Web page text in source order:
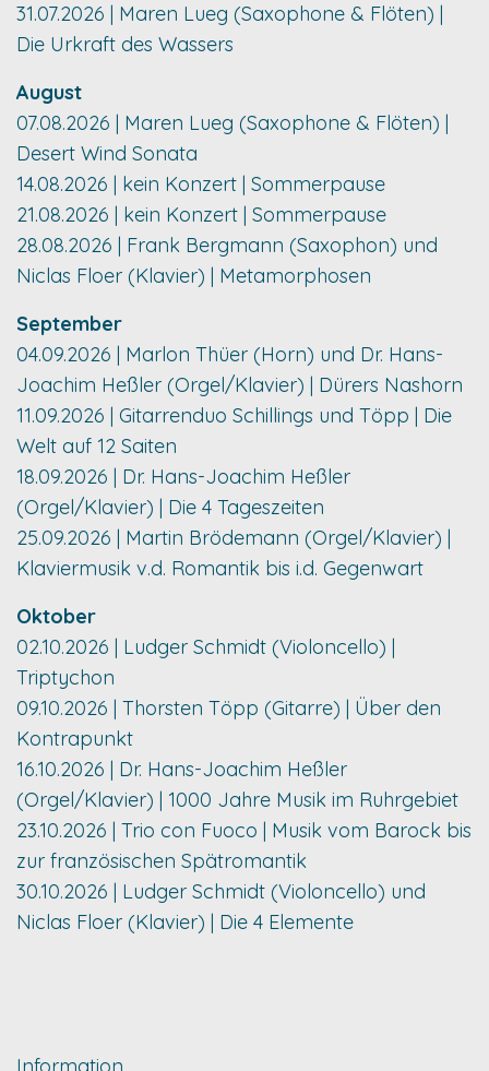
31.07.2026 | Maren Lueg (Saxophone & Flöten) |
Die Urkraft des Wassers
August
07.08.2026 | Maren Lueg (Saxophone & Flöten) |
Desert Wind Sonata
14.08.2026 | kein Konzert | Sommerpause
21.08.2026 | kein Konzert | Sommerpause
28.08.2026 | Frank Bergmann (Saxophon) und
Niclas Floer (Klavier) | Metamorphosen
September
04.09.2026 | Marlon Thüer (Horn) und Dr. Hans-
Joachim Heßler (Orgel/Klavier) | Dürers Nashorn
11.09.2026 | Gitarrenduo Schillings und Töpp | Die
Welt auf 12 Saiten
18.09.2026 | Dr. Hans-Joachim Heßler
(Orgel/Klavier) | Die 4 Tageszeiten
25.09.2026 | Martin Brödemann (Orgel/Klavier) |
Klaviermusik v.d. Romantik bis i.d. Gegenwart
Oktober
02.10.2026 | Ludger Schmidt (Violoncello) |
Triptychon
09.10.2026 | Thorsten Töpp (Gitarre) | Über den
Kontrapunkt
16.10.2026 | Dr. Hans-Joachim Heßler
(Orgel/Klavier) | 1000 Jahre Musik im Ruhrgebiet
23.10.2026 | Trio con Fuoco | Musik vom Barock bis
zur französischen Spätromantik
30.10.2026 | Ludger Schmidt (Violoncello) und
Niclas Floer (Klavier) | Die 4 Elemente